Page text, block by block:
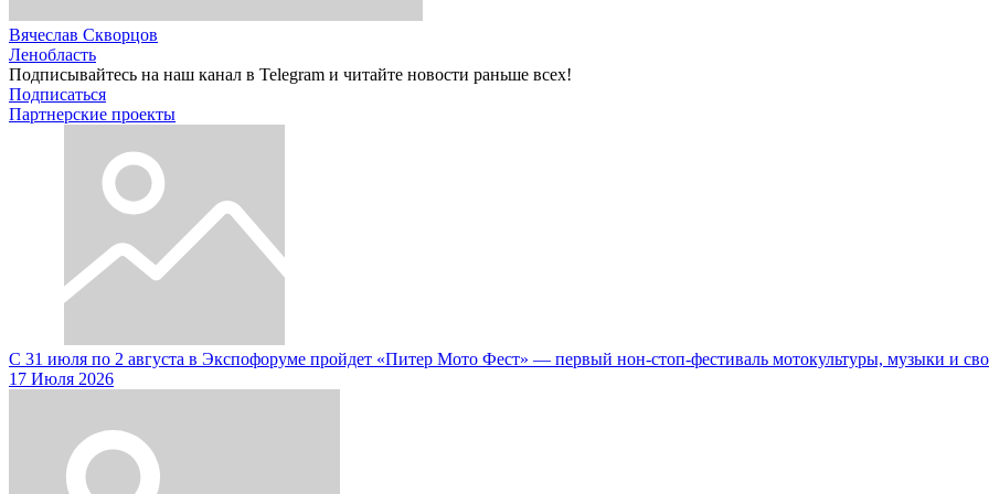
Вячеслав Скворцов
Ленобласть
Подписывайтесь на наш канал в Telegram и читайте новости раньше всех!
Подписаться
Партнерские проекты
С 31 июля по 2 августа в Экспофоруме пройдет «Питер Мото Фест» — первый нон-стоп-фестиваль мотокультуры, музыки и
17 Июля 2026